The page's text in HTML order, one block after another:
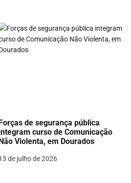
Forças de segurança pública
curso de Comunicação
Não Violenta, em Dourados
de julho de 2026